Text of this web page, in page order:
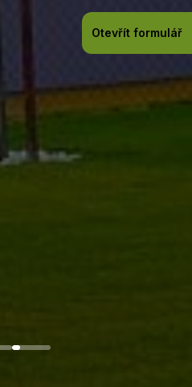
Otevřít formulář